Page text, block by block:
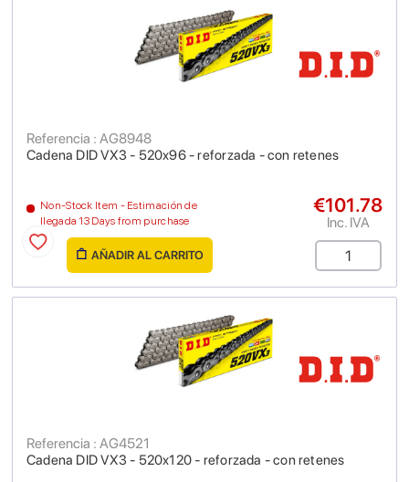
Cadena DID VX3 - 520x96 - reforzada - con retenes
Referencia : AG8948
Non-Stock Item - Estimación de
llegada 13 Days from purchase
€101.78
Inc. IVA
AÑADIR AL CARRITO
Cadena DID VX3 - 520x120 - reforzada - con retenes
Referencia : AG4521